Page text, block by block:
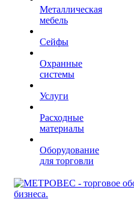
Металлическая
мебель
Сейфы
Охранные
системы
Услуги
Расходные
материалы
Оборудование
для торговли